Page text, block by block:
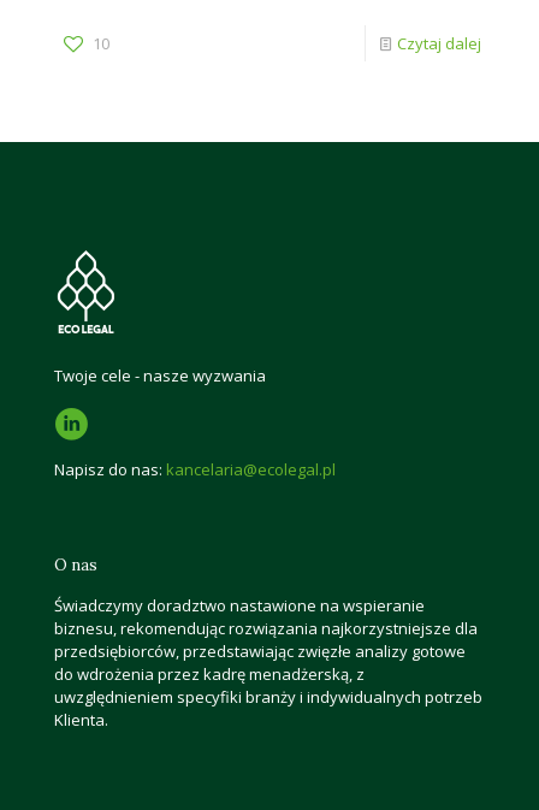
10 Czytaj dalej
Twoje cele - nasze wyzwania
Napisz do nas: kancelaria@ecolegal.pl
O nas
Świadczymy doradztwo nastawione na wspieranie
biznesu, rekomendując rozwiązania najkorzystniejsze dla
przedsiębiorców, przedstawiając zwięzłe analizy gotowe
do wdrożenia przez kadrę menadżerską, z
uwzględnieniem specyfiki branży i indywidualnych potrzeb
Klienta.